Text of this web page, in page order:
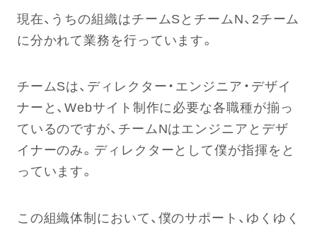
現在、うちの組織はチームSとチームN、2チーム
に分かれて業務を行っています。
チームSは、ディレクター・エンジニア・デザイ
ナーと、Webサイト制作に必要な各職種が揃っ
ているのですが、チームNはエンジニアとデザ
イナーのみ。ディレクターとして僕が指揮をと
っています。
この組織体制において、僕のサポート、ゆくゆく